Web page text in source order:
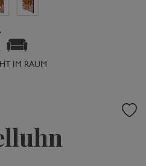
IM RAUM